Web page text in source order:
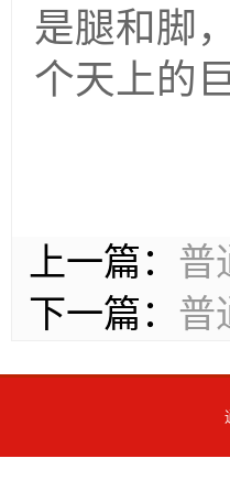
是腿和脚
个天上的
上一篇： 普
下一篇： 普